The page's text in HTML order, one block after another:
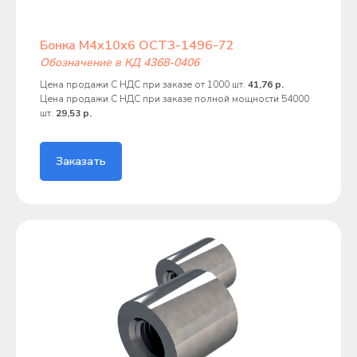
Бонка М4х10х6 ОСТ3-1496-72
Обозначение в КД 4368-0406
Цена продажи С НДС при заказе от 1000 шт. 41,76 р.
Цена продажи С НДС при заказе полной мощности 54000
шт. 29,53 р.
Заказать